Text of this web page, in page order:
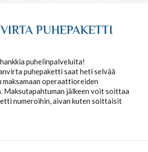
PUHEPAKETTI
puhelinpalveluita!
puhepaketti saat heti selvää
maksamaan operaattioreiden
Maksutapahtuman jälkeen voit soittaa
numeroihin, aivan kuten soittaisit